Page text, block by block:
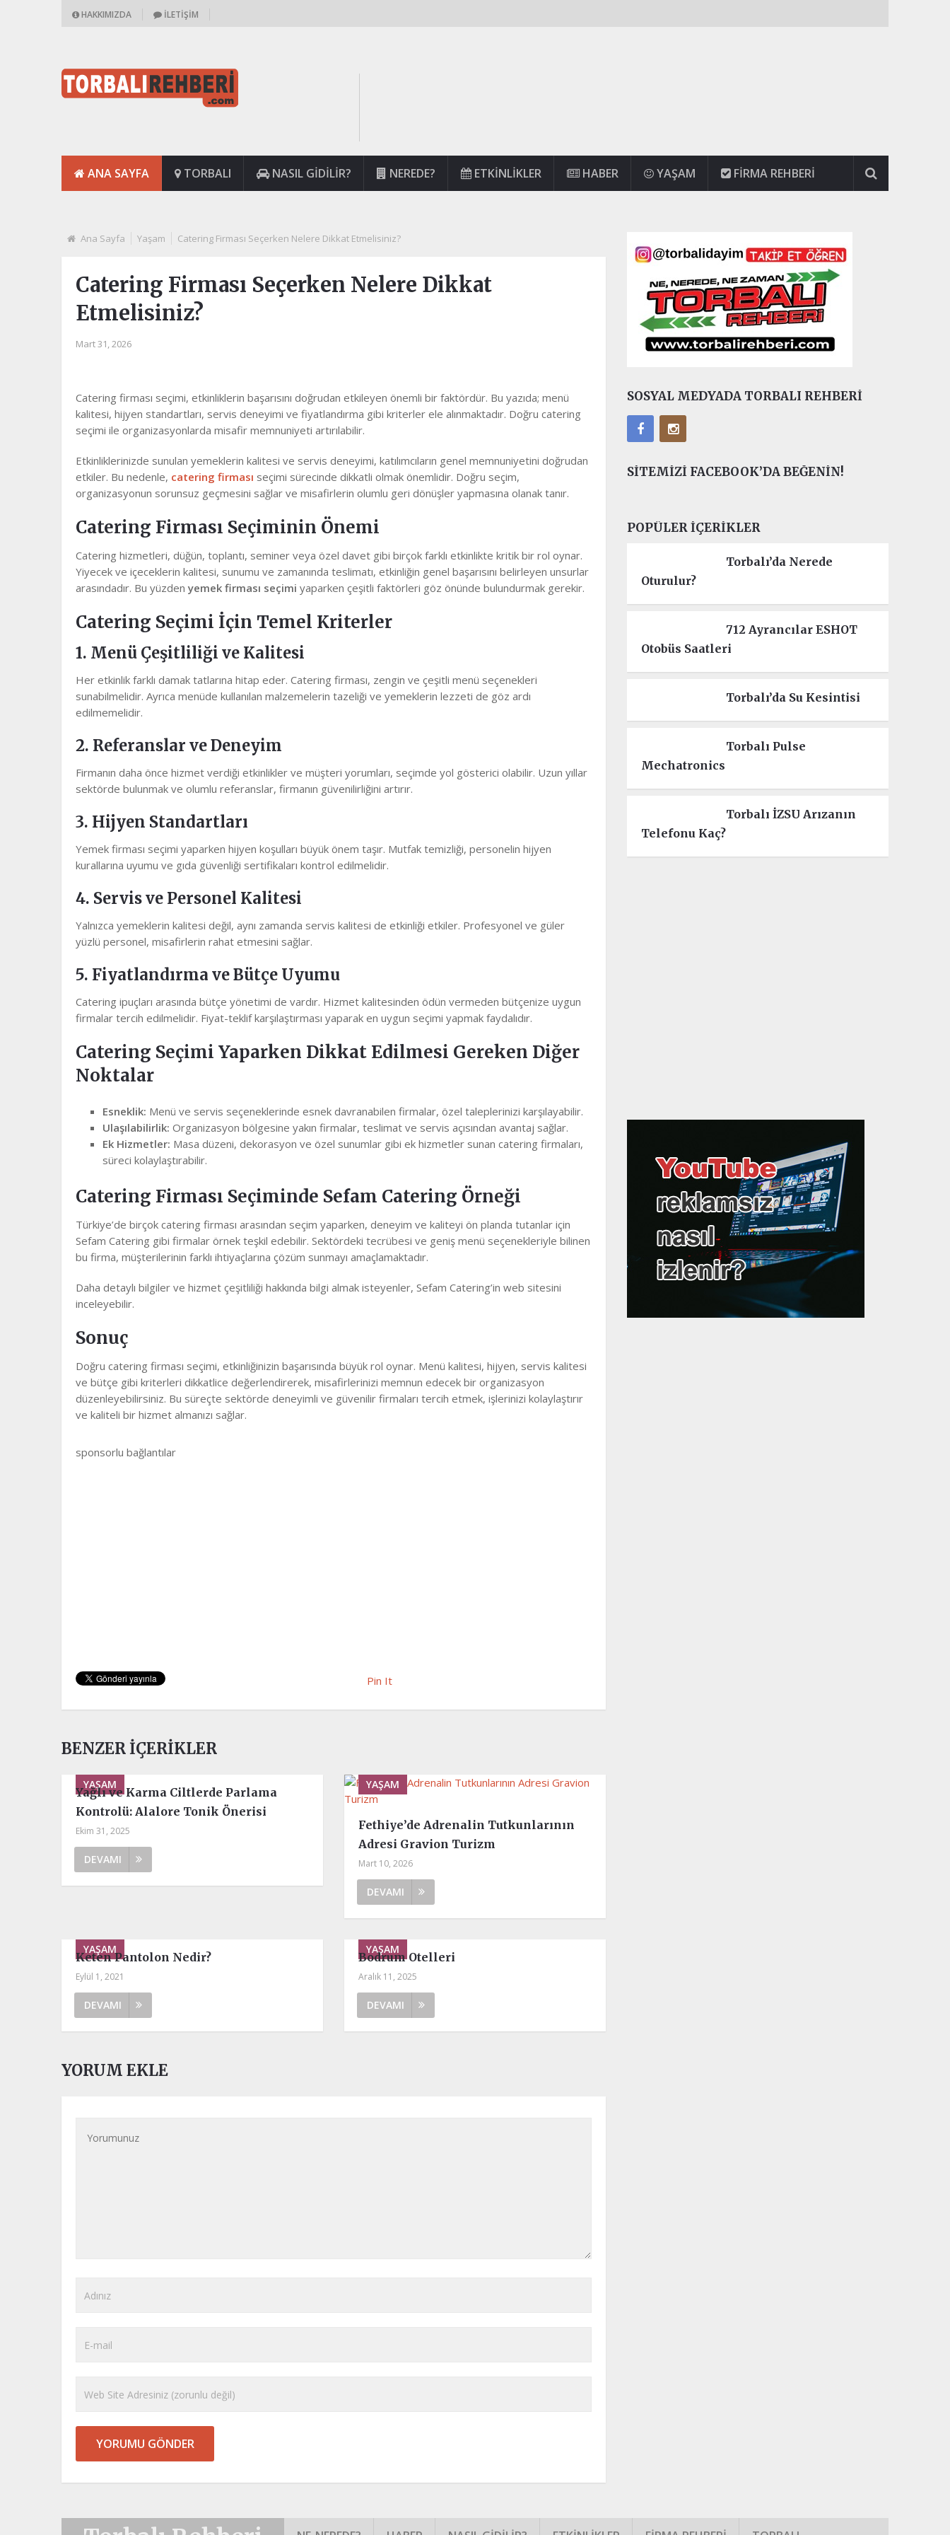
HAKKIMIZDA İLETIŞIM
ANA SAYFA TORBALI NASIL GIDILIR? NEREDE? ETKINLIKLER HABER YAŞAM FIRMA REHBERI
Ana Sayfa Yaşam Catering Firması Seçerken Nelere Dikkat Etmelisiniz?
Catering Firması Seçerken Nelere Dikkat
Etmelisiniz?
Mart 31, 2026
Catering firması seçimi, etkinliklerin başarısını doğrudan etkileyen önemli bir faktördür. Bu yazıda; menü
kalitesi, hijyen standartları, servis deneyimi ve fiyatlandırma gibi kriterler ele alınmaktadır. Doğru catering
seçimi ile organizasyonlarda misafir memnuniyeti artırılabilir.
Etkinliklerinizde sunulan yemeklerin kalitesi ve servis deneyimi, katılımcıların genel memnuniyetini doğrudan
etkiler. Bu nedenle, catering firması seçimi sürecinde dikkatli olmak önemlidir. Doğru seçim,
organizasyonun sorunsuz geçmesini sağlar ve misafirlerin olumlu geri dönüşler yapmasına olanak tanır.
Catering Firması Seçiminin Önemi
Catering hizmetleri, düğün, toplantı, seminer veya özel davet gibi birçok farklı etkinlikte kritik bir rol oynar.
Yiyecek ve içeceklerin kalitesi, sunumu ve zamanında teslimatı, etkinliğin genel başarısını belirleyen unsurlar
arasındadır. Bu yüzden yemek firması seçimi yaparken çeşitli faktörleri göz önünde bulundurmak gerekir.
Catering Seçimi İçin Temel Kriterler
1. Menü Çeşitliliği ve Kalitesi
Her etkinlik farklı damak tatlarına hitap eder. Catering firması, zengin ve çeşitli menü seçenekleri
sunabilmelidir. Ayrıca menüde kullanılan malzemelerin tazeliği ve yemeklerin lezzeti de göz ardı
edilmemelidir.
2. Referanslar ve Deneyim
Firmanın daha önce hizmet verdiği etkinlikler ve müşteri yorumları, seçimde yol gösterici olabilir. Uzun yıllar
sektörde bulunmak ve olumlu referanslar, firmanın güvenilirliğini artırır.
3. Hijyen Standartları
Yemek firması seçimi yaparken hijyen koşulları büyük önem taşır. Mutfak temizliği, personelin hijyen
kurallarına uyumu ve gıda güvenliği sertifikaları kontrol edilmelidir.
4. Servis ve Personel Kalitesi
Yalnızca yemeklerin kalitesi değil, aynı zamanda servis kalitesi de etkinliği etkiler. Profesyonel ve güler
yüzlü personel, misafirlerin rahat etmesini sağlar.
5. Fiyatlandırma ve Bütçe Uyumu
Catering ipuçları arasında bütçe yönetimi de vardır. Hizmet kalitesinden ödün vermeden bütçenize uygun
firmalar tercih edilmelidir. Fiyat-teklif karşılaştırması yaparak en uygun seçimi yapmak faydalıdır.
Catering Seçimi Yaparken Dikkat Edilmesi Gereken Diğer
Noktalar
Esneklik: Menü ve servis seçeneklerinde esnek davranabilen firmalar, özel taleplerinizi karşılayabilir.
Ulaşılabilirlik: Organizasyon bölgesine yakın firmalar, teslimat ve servis açısından avantaj sağlar.
Ek Hizmetler: Masa düzeni, dekorasyon ve özel sunumlar gibi ek hizmetler sunan catering firmaları,
süreci kolaylaştırabilir.
Catering Firması Seçiminde Sefam Catering Örneği
Türkiye’de birçok catering firması arasından seçim yaparken, deneyim ve kaliteyi ön planda tutanlar için
Sefam Catering gibi firmalar örnek teşkil edebilir. Sektördeki tecrübesi ve geniş menü seçenekleriyle bilinen
bu firma, müşterilerinin farklı ihtiyaçlarına çözüm sunmayı amaçlamaktadır.
Daha detaylı bilgiler ve hizmet çeşitliliği hakkında bilgi almak isteyenler, Sefam Catering’in web sitesini
inceleyebilir.
Sonuç
Doğru catering firması seçimi, etkinliğinizin başarısında büyük rol oynar. Menü kalitesi, hijyen, servis kalitesi
ve bütçe gibi kriterleri dikkatlice değerlendirerek, misafirlerinizi memnun edecek bir organizasyon
düzenleyebilirsiniz. Bu süreçte sektörde deneyimli ve güvenilir firmaları tercih etmek, işlerinizi kolaylaştırır
ve kaliteli bir hizmet almanızı sağlar.
sponsorlu bağlantılar
Pin It
BENZER İÇERIKLER
YAŞAM
Yağlı ve Karma Ciltlerde Parlama
Kontrolü: Alalore Tonik Önerisi
Ekim 31, 2025
DEVAMI
YAŞAM
Fethiye’de Adrenalin Tutkunlarının
Adresi Gravion Turizm
Mart 10, 2026
DEVAMI
YAŞAM
Keten Pantolon Nedir?
Eylül 1, 2021
DEVAMI
YAŞAM
Bodrum Otelleri
Aralık 11, 2025
DEVAMI
YORUM EKLE
SOSYAL MEDYADA TORBALI REHBERI
SITEMIZI FACEBOOK’DA BEĞENIN!
POPÜLER İÇERIKLER
Torbalı’da Nerede
Oturulur?
712 Ayrancılar ESHOT
Otobüs Saatleri
Torbalı’da Su Kesintisi
Torbalı Pulse
Mechatronics
Torbalı İZSU Arızanın
Telefonu Kaç?